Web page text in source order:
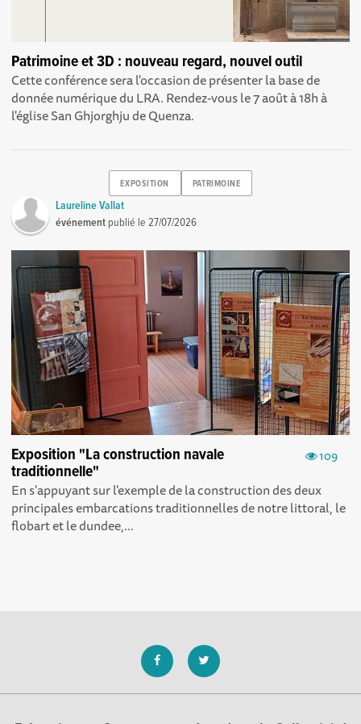
Patrimoine et 3D : nouveau regard, nouvel outil
Cette conférence sera l'occasion de présenter la base de
donnée numérique du LRA. Rendez-vous le 7 août à 18h à
l'église San Ghjorghju de Quenza.
EXPOSITION PATRIMOINE
Laureline Vallat
événement publié le27/07/2026
109
Exposition "La construction navale
traditionnelle"
En s'appuyant sur l'exemple de la construction des deux
principales embarcations traditionnelles de notre littoral, le
flobart et le dundee,...